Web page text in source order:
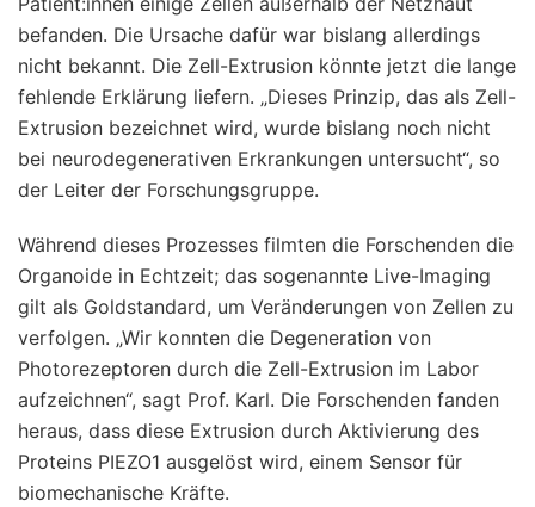
befanden. Die Ursache dafür war bislang allerdings
nicht bekannt. Die Zell-Extrusion könnte jetzt die lange
fehlende Erklärung liefern. „Dieses Prinzip, das als Zell-
Extrusion bezeichnet wird, wurde bislang noch nicht
bei neurodegenerativen Erkrankungen untersucht“, so
der Leiter der Forschungsgruppe.
Während dieses Prozesses filmten die Forschenden die
Organoide in Echtzeit; das sogenannte Live-Imaging
gilt als Goldstandard, um Veränderungen von Zellen zu
verfolgen. „Wir konnten die Degeneration von
Photorezeptoren durch die Zell-Extrusion im Labor
aufzeichnen“, sagt Prof. Karl. Die Forschenden fanden
heraus, dass diese Extrusion durch Aktivierung des
Proteins PIEZO1 ausgelöst wird, einem Sensor für
biomechanische Kräfte.